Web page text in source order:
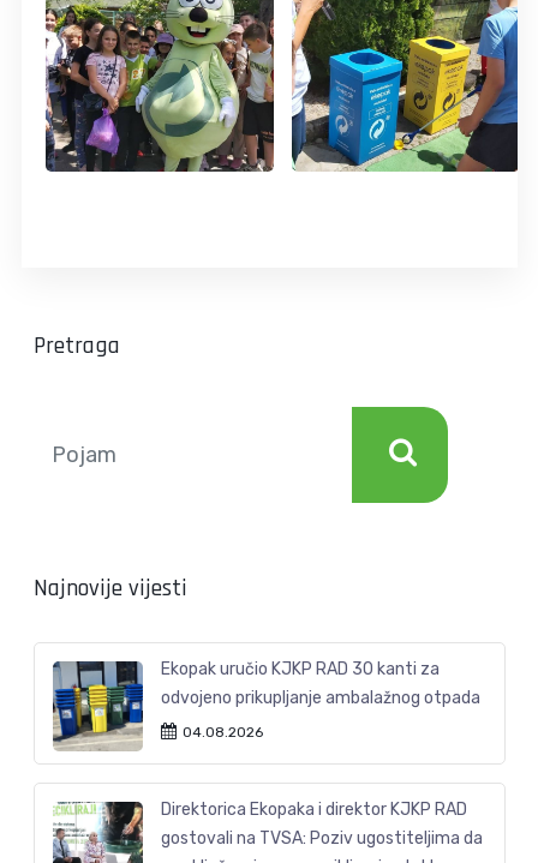
Pretraga
Najnovije vijesti
Ekopak uručio KJKP RAD 30 kanti za
odvojeno prikupljanje ambalažnog otpada
04.08.2026
Direktorica Ekopaka i direktor KJKP RAD
gostovali na TVSA: Poziv ugostiteljima da